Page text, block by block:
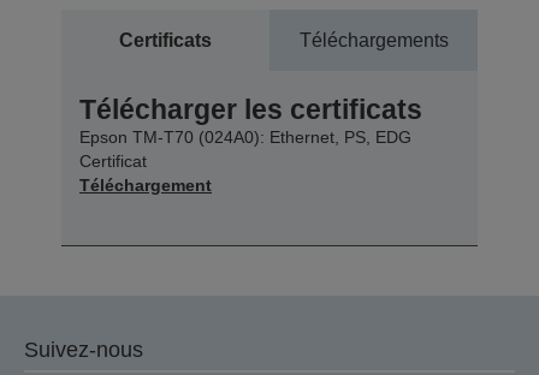
Certificats Téléchargements
Télécharger les certificats
Epson TM-T70 (024A0): Ethernet, PS, EDG
Certificat
Téléchargement
Suivez-nous